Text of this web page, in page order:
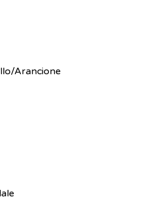
Arancione